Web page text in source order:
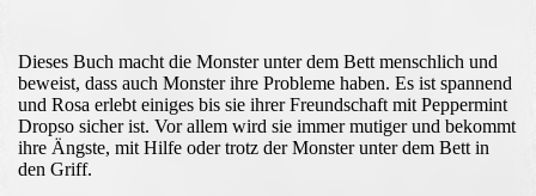
Dieses Buch macht die Monster unter dem Bett menschlich und
beweist, dass auch Monster ihre Probleme haben. Es ist spannend
und Rosa erlebt einiges bis sie ihrer Freundschaft mit Peppermint
Dropso sicher ist. Vor allem wird sie immer mutiger und bekommt
ihre Ängste, mit Hilfe oder trotz der Monster unter dem Bett in
den Griff.